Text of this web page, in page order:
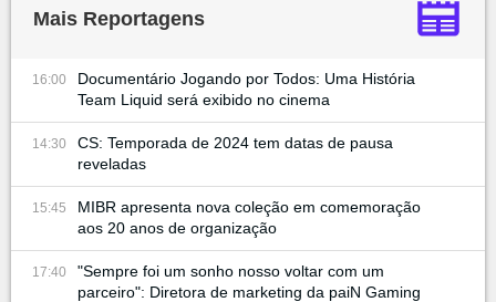
Mais Reportagens
16:00
Documentário Jogando por Todos: Uma História
Team Liquid será exibido no cinema
14:30
CS: Temporada de 2024 tem datas de pausa
reveladas
15:45
MIBR apresenta nova coleção em comemoração
aos 20 anos de organização
17:40
"Sempre foi um sonho nosso voltar com um
parceiro": Diretora de marketing da paiN Gaming